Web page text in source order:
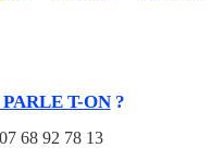
T-ON?
68 92 78 13